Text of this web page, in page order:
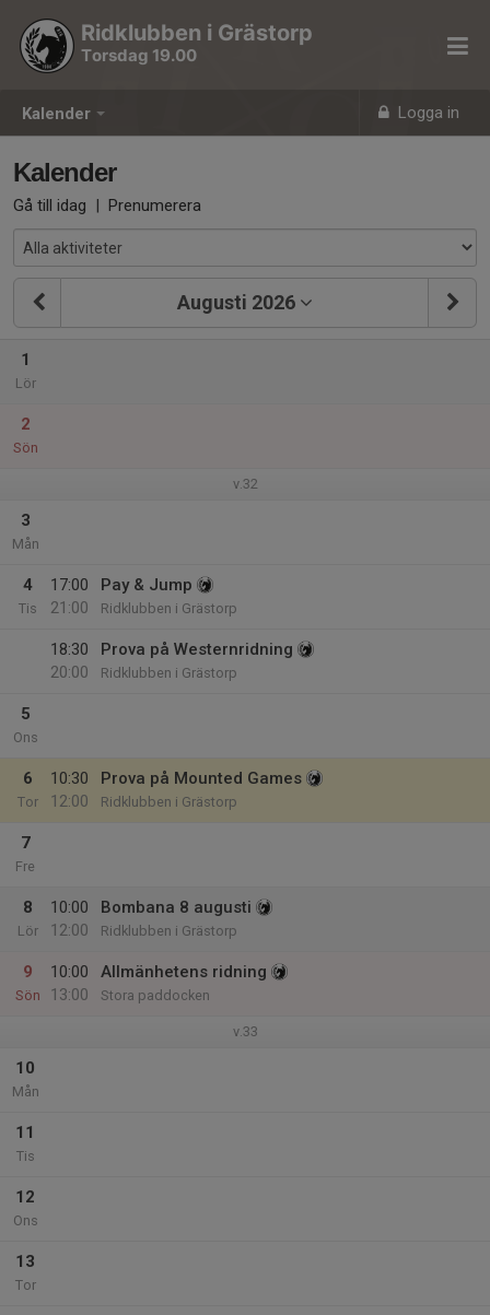
Kalender Logga in
Ridklubben i Grästorp
Torsdag 19.00
Kalender
Gå till idag | Prenumerera
Augusti 2026
1
Lör
2
Sön
v.32
3
Mån
4
Tis
17:00
21:00
Pay & Jump
Ridklubben i Grästorp
18:30
20:00
Prova på Westernridning
Ridklubben i Grästorp
5
Ons
6
Tor
10:30
12:00
Prova på Mounted Games
Ridklubben i Grästorp
7
Fre
8
Lör
10:00
12:00
Bombana 8 augusti
Ridklubben i Grästorp
9
Sön
10:00
13:00
Allmänhetens ridning
Stora paddocken
v.33
10
Mån
11
Tis
12
Ons
13
Tor